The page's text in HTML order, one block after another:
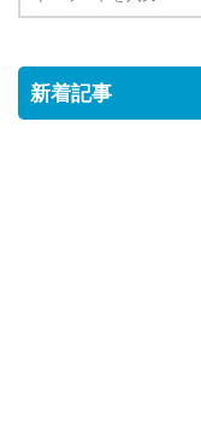
新着記事